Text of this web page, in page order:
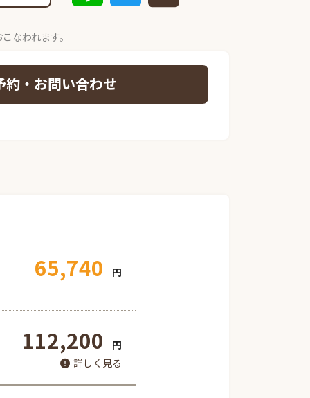
なわれます。
・お問い合わせ
65,740 円
112,200
円
詳しく見る